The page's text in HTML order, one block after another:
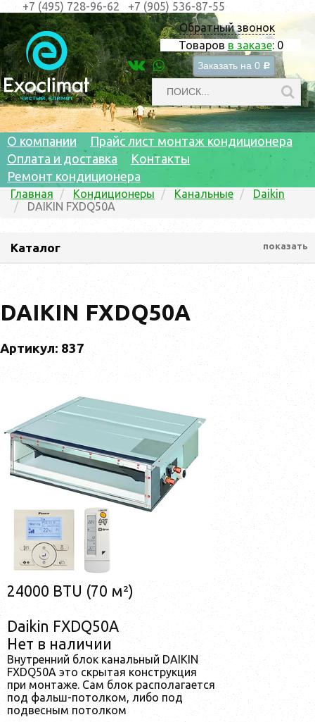
Обратный звонок
Товаров в заказе: 0
Заказать на 0 c
+7 (495) 728-96-62 +7 (905) 536-87-55
О компании
Прайс лист монтаж кондиционера
Оплата и доставка
Контакты
Ремонт кондиционера
Главная Кондиционеры Канальные
Daikin
DAIKIN FXDQ50A
Каталог показать
DAIKIN FXDQ50A
Артикул: 837
24000 BTU (70 м²)
Daikin FXDQ50A
Нет в наличии
Внутренний блок канальный DAIKIN
FXDQ50A это скрытая конструкция
при монтаже. Сам блок располагается
под фальш-потолком, либо под
подвесным потолком